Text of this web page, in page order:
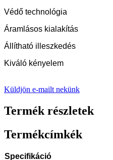
Védő technológia
Áramlásos kialakítás
Állítható illeszkedés
Kiváló kényelem
Küldjön e-mailt nekünk
Termék részletek
Termékcímkék
Specifikáció